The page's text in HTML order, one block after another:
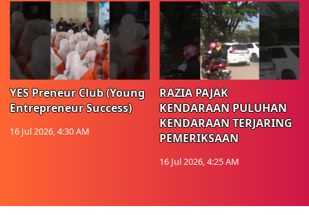
YES Preneur Club (Young
Entrepreneur Success)
16 Jul 2026, 4:30 AM
RAZIA PAJAK
KENDARAAN PULUHAN
KENDARAAN TERJARING
PEMERIKSAAN
16 Jul 2026, 4:25 AM